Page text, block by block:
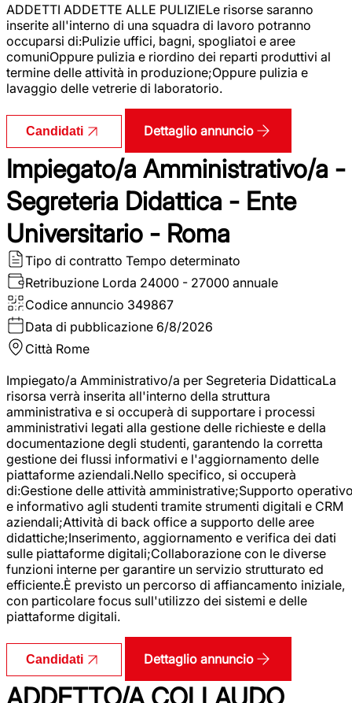
ADDETTI ADDETTE ALLE PULIZIELe risorse saranno
inserite all'interno di una squadra di lavoro potranno
occuparsi di:Pulizie uffici, bagni, spogliatoi e aree
comuniOppure pulizia e riordino dei reparti produttivi al
termine delle attività in produzione;Oppure pulizia e
lavaggio delle vetrerie di laboratorio.
Candidati Dettaglio annuncio
Impiegato/a Amministrativo/a -
Segreteria Didattica - Ente
Universitario - Roma
Tipo di contratto Tempo determinato
Retribuzione Lorda 24000 - 27000 annuale
Codice annuncio 349867
Data di pubblicazione 6/8/2026
Città Rome
Impiegato/a Amministrativo/a per Segreteria DidatticaLa
risorsa verrà inserita all'interno della struttura
amministrativa e si occuperà di supportare i processi
amministrativi legati alla gestione delle richieste e della
documentazione degli studenti, garantendo la corretta
gestione dei flussi informativi e l'aggiornamento delle
piattaforme aziendali.Nello specifico, si occuperà
di:Gestione delle attività amministrative;Supporto
e informativo agli studenti tramite strumenti digitali e CRM
aziendali;Attività di back office a supporto delle aree
didattiche;Inserimento, aggiornamento e verifica dei dati
sulle piattaforme digitali;Collaborazione con le diverse
funzioni interne per garantire un servizio strutturato ed
efficiente.È previsto un percorso di affiancamento iniziale,
con particolare focus sull'utilizzo dei sistemi e delle
piattaforme digitali.
Candidati Dettaglio annuncio
ADDETTO/A COLLAUDO